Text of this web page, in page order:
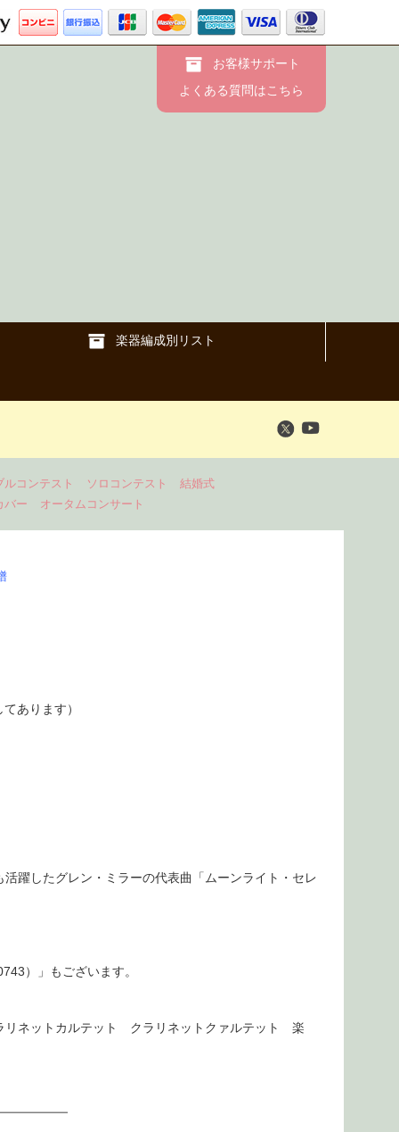
お客様サポート
よくある質問はこちら
楽器編成別リスト
ルコンテスト ソロコンテスト
結婚式
バー
オータムコンサート
あります）
躍したグレン・ミラーの代表曲「ムーンライト・セレ
） 」もございます。
ネットカルテット クラリネットクァルテット 楽